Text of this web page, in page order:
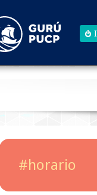
#horario